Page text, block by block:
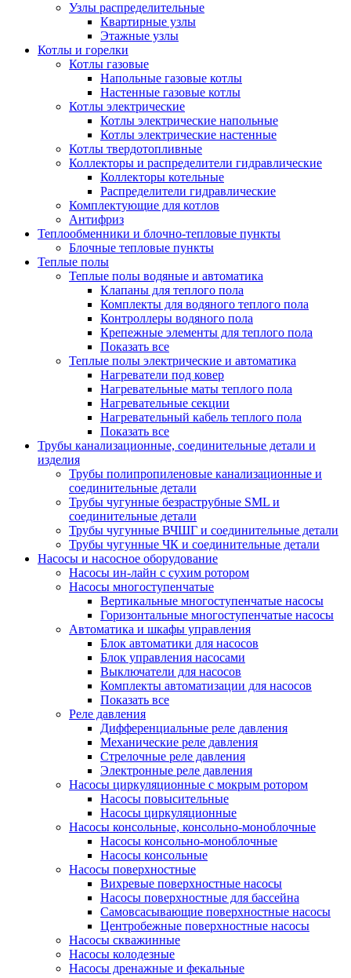
Узлы распределительные
Квартирные узлы
Этажные узлы
Котлы и горелки
Котлы газовые
Напольные газовые котлы
Настенные газовые котлы
Котлы электрические
Котлы электрические напольные
Котлы электрические настенные
Котлы твердотопливные
Коллекторы и распределители гидравлические
Коллекторы котельные
Распределители гидравлические
Комплектующие для котлов
Антифриз
Теплообменники и блочно-тепловые пункты
Блочные тепловые пункты
Теплые полы
Теплые полы водяные и автоматика
Клапаны для теплого пола
Комплекты для водяного теплого пола
Контроллеры водяного пола
Крепежные элементы для теплого пола
Показать все
Теплые полы электрические и автоматика
Нагреватели под ковер
Нагревательные маты теплого пола
Нагревательные секции
Нагревательный кабель теплого пола
Показать все
Трубы канализационные, соединительные детали и
изделия
Трубы полипропиленовые канализационные и
соединительные детали
Трубы чугунные безраструбные SML и
соединительные детали
Трубы чугунные ВЧШГ и соединительные детали
Трубы чугунные ЧК и соединительные детали
Насосы и насосное оборудование
Насосы ин-лайн с сухим ротором
Насосы многоступенчатые
Вертикальные многоступенчатые насосы
Горизонтальные многоступенчатые насосы
Автоматика и шкафы управления
Блок автоматики для насосов
Блок управления насосами
Выключатели для насосов
Комплекты автоматизации для насосов
Показать все
Реле давления
Дифференциальные реле давления
Механические реле давления
Стрелочные реле давления
Электронные реле давления
Насосы циркуляционные с мокрым ротором
Насосы повысительные
Насосы циркуляционные
Насосы консольные, консольно-моноблочные
Насосы консольно-моноблочные
Насосы консольные
Насосы поверхностные
Вихревые поверхностные насосы
Насосы поверхностные для бассейна
Самовсасывающие поверхностные насосы
Центробежные поверхностные насосы
Насосы скважинные
Насосы колодезные
Насосы дренажные и фекальные